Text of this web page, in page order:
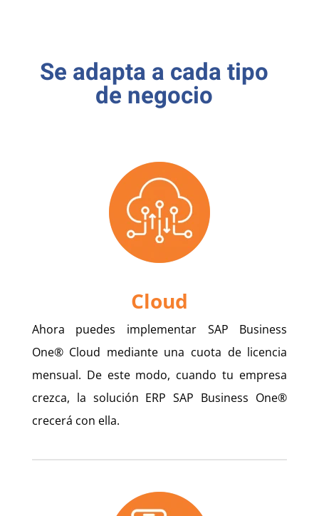
Se adapta a cada tipo
de negocio
Cloud
Ahora puedes implementar SAP Business
One® Cloud mediante una cuota de licencia
mensual. De este modo, cuando tu empresa
crezca, la solución ERP SAP Business One®
crecerá con ella.